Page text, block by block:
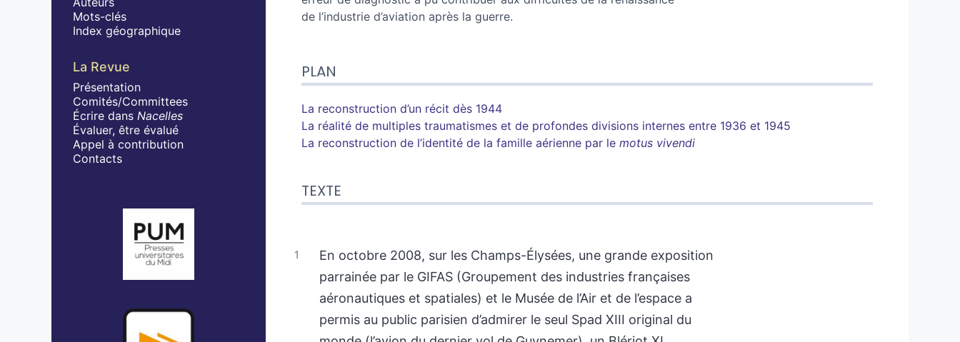
Mots-clés
Index géographique
La Revue
Présentation
Comités/Committees
Écrire dans Nacelles
Évaluer, être évalué
Appel à contribution
Contacts
de l’industrie d’aviation après la guerre.
PLAN
La reconstruction d’un récit dès 1944
La réalité de multiples traumatismes et de profondes divisions internes entre 1936 et 1945
La reconstruction de l’identité de la famille aérienne par le motus vivendi
TEXTE
En octobre 2008, sur les Champs-Élysées, une grande exposition
parrainée par le GIFAS (Groupement des industries françaises
aéronautiques et spatiales) et le Musée de l’Air et de l’espace a
permis au public parisien d’admirer le seul Spad XIII original du